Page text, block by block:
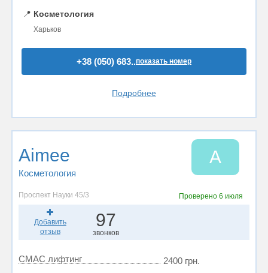
📍 Косметология
Харьков
+38 (050) 683..показать номер
Подробнее
Aimee
Косметология
A
Проспект Науки 45/3 Проверено6 июля
Добавить
отзыв
97
звонков
СМАС лифтинг 2400 грн.